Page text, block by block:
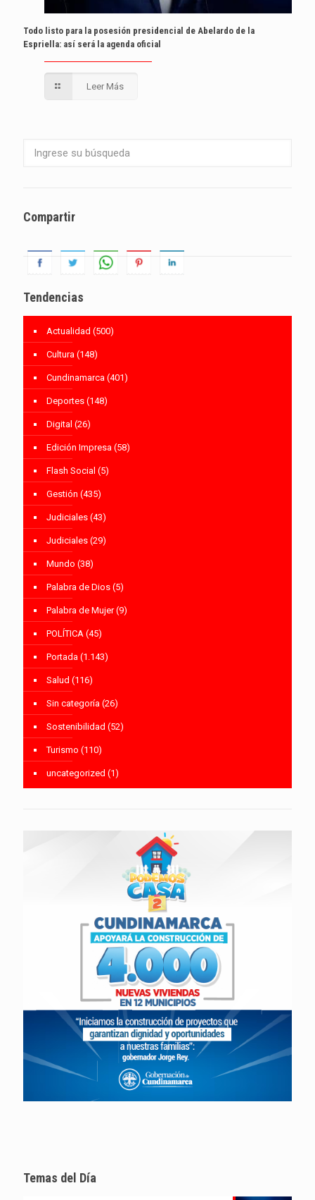
Todo listo para la posesión presidencial de Abelardo de la
Espriella: así será la agenda oficial
Leer Más
Compartir
Tendencias
Actualidad (500)
Cultura (148)
Cundinamarca (401)
Deportes (148)
Digital (26)
Edición Impresa (58)
Flash Social (5)
Gestión (435)
Judiciales (43)
Judiciales (29)
Mundo (38)
Palabra de Dios (5)
Palabra de Mujer(9)
POLÍTICA (45)
Portada (1.143)
Salud (116)
Sin categoría (26)
Sostenibilidad (52)
Turismo (110)
uncategorized (1)
Temas del Día